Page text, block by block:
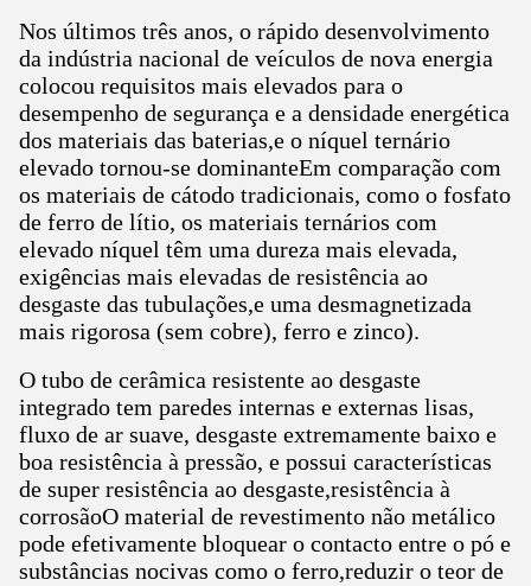
Nos últimos três anos, o rápido desenvolvimento
da indústria nacional de veículos de nova energia
colocou requisitos mais elevados para o
desempenho de segurança e a densidade energética
dos materiais das baterias,e o níquel ternário
elevado tornou-se dominanteEm comparação com
os materiais de cátodo tradicionais, como o fosfato
de ferro de lítio, os materiais ternários com
elevado níquel têm uma dureza mais elevada,
exigências mais elevadas de resistência ao
desgaste das tubulações,e uma desmagnetizada
mais rigorosa (sem cobre), ferro e zinco).
O tubo de cerâmica resistente ao desgaste
integrado tem paredes internas e externas lisas,
fluxo de ar suave, desgaste extremamente baixo e
boa resistência à pressão, e possui características
de super resistência ao desgaste,resistência à
corrosãoO material de revestimento não metálico
pode efetivamente bloquear o contacto entre o pó e
substâncias nocivas como o ferro,reduzir o teor de